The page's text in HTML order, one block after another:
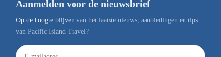
Aanmelden voor de nieuwsbrief
Op de hoogte blijven van het laatste nieuws, aanbiedingen en tips
van Pacific Island Travel?
E